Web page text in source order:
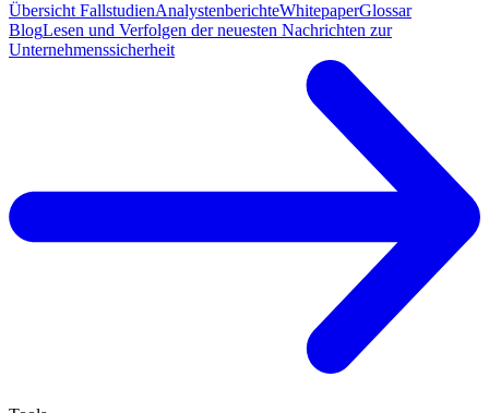
Übersicht FallstudienAnalystenberichteWhitepaperGlossar
BlogLesen und Verfolgen der neuesten Nachrichten zur
Unternehmenssicherheit